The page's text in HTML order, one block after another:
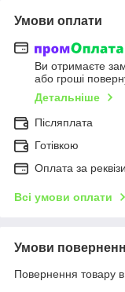
Умови оплати
Ви отримаєте
або гроші
Детальніше
Післяплата
Готівкою
Оплата за
Всі умови оплати
Умови
Повернення товару